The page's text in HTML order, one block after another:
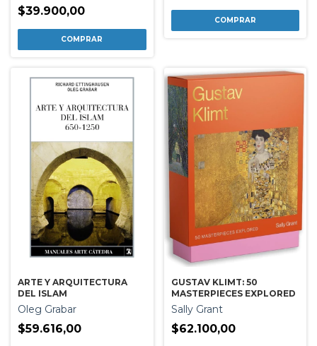
$39.900,00
ARTE Y ARQUITECTURA
DEL ISLAM
Oleg Grabar
$59.616,00
GUSTAV KLIMT: 50
MASTERPIECES EXPLORED
Sally Grant
$62.100,00